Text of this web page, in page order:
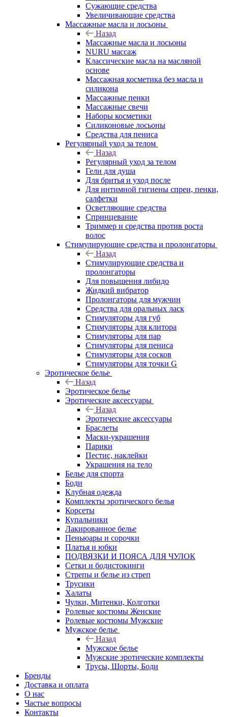
Сужающие средства
Увеличивающие средства
Массажные масла и лосьоны
Назад
Массажные масла и лосьоны
NURU массаж
Классические масла на масляной
основе
Массажная косметика без масла и
силикона
Массажные пенки
Массажные свечи
Наборы косметики
Силиконовые лосьоны
Средства для пениса
Регулярный уход за телом
Назад
Регулярный уход за телом
Гели для душа
Для бритья и уход после
Для интимной гигиены спреи, пенки,
салфетки
Осветляющие средства
Спринцевание
Триммер и средства против роста
волос
Стимулирующие средства и пролонгаторы
Назад
Стимулирующие средства и
пролонгаторы
Для повышения либидо
Жидкий вибратор
Пролонгаторы для мужчин
Средства для оральных ласк
Стимуляторы для губ
Стимуляторы для клитора
Стимуляторы для пар
Стимуляторы для пениса
Стимуляторы для сосков
Стимуляторы для точки G
Эротическое белье
Назад
Эротическое белье
Эротические аксессуары
Назад
Эротические аксессуары
Браслеты
Маски-украшения
Парики
Пестис, наклейки
Украшения на тело
Белье для спорта
Боди
Клубная одежда
Комплекты эротического белья
Корсеты
Купальники
Лакированное белье
Пеньюары и сорочки
Платья и юбки
ПОДВЯЗКИ И ПОЯСА ДЛЯ ЧУЛОК
Сетки и бодистокинги
Стрепы и белье из стреп
Трусики
Халаты
Чулки, Митенки, Колготки
Ролевые костюмы Женские
Ролевые костюмы Мужские
Мужское белье
Назад
Мужское белье
Мужские эротические комплекты
Трусы, Шорты, Боди
Бренды
Доставка и оплата
О нас
Частые вопросы
Контакты